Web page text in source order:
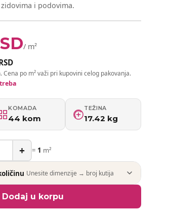
i podovima.
/ m²
Cena po m² važi pri kupovini celog pakovanja.
KOMADA
44 kom
TEŽINA
17.42 kg
+ = 1 m²
Unesite dimenzije → broj kutija
Dodaj u korpu